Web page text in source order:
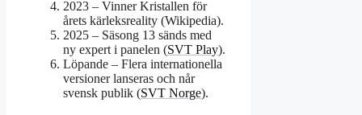
2023 – Vinner Kristallen för
årets kärleksreality (Wikipedia).
2025 – Säsong 13 sänds med
ny expert i panelen (SVT Play).
Löpande – Flera internationella
versioner lanseras och når
svensk publik (SVT Norge).